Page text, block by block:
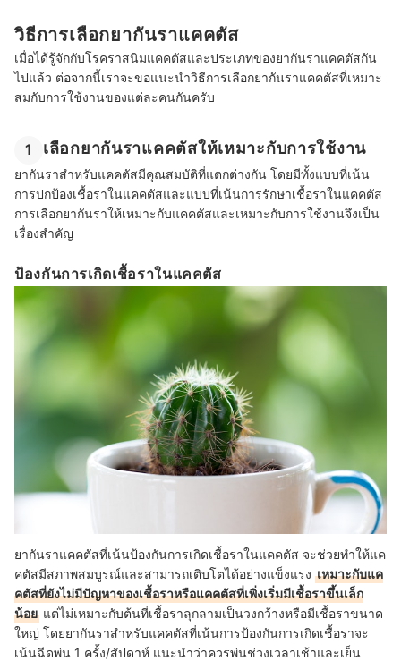
วิธีการเลือกยากันราแคคตัส
เมื่อได้รู้จักกับโรคราสนิมแคคตัสและประเภทของยากันราแคคตัสกัน
ไปแล้ว ต่อจากนี้เราจะขอแนะนำวิธีการเลือกยากันราแคคตัสที่เหมาะ
สมกับการใช้งานของแต่ละคนกันครับ
1 เลือกยากันราแคคตัสให้เหมาะกับการใช้งาน
ยากันราสำหรับแคคตัสมีคุณสมบัติที่แตกต่างกัน โดยมีทั้งแบบที่เน้น
การปกป้องเชื้อราในแคคตัสและแบบที่เน้นการรักษาเชื้อราในแคคตัส
การเลือกยากันราให้เหมาะกับแคคตัสและเหมาะกับการใช้งานจึงเป็น
เรื่องสำคัญ
ป้องกันการเกิดเชื้อราในแคคตัส
ยากันราแคคตัสที่เน้นป้องกันการเกิดเชื้อราในแคคตัส จะช่วยทำให้แค
คตัสมีสภาพสมบูรณ์และสามารถเติบโตได้อย่างแข็งแรง เหมาะกับแค
คตัสที่ยังไม่มีปัญหาของเชื้อราหรือแคคตัสที่เพิ่งเริ่มมีเชื้อราขึ้นเล็ก
น้อย แต่ไม่เหมาะกับต้นที่เชื้อราลุกลามเป็นวงกว้างหรือมีเชื้อราขนาด
ใหญ่ โดยยากันราสำหรับแคคตัสที่เน้นการป้องกันการเกิดเชื้อราจะ
เน้นฉีดพ่น 1 ครั้ง/สัปดาห์ แนะนำว่าควรพ่นช่วงเวลาเช้าและเย็น